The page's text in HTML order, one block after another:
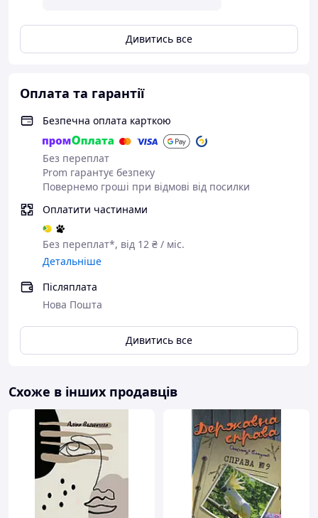
Дивитись все
Оплата та гарантії
Безпечна оплата карткою
Без переплат
Prom гарантує безпеку
Повернемо гроші при відмові від посилки
Оплатити частинами
Без переплат*, від 12 ₴ / міс.
Детальніше
Післяплата
Нова Пошта
Дивитись все
Схоже в інших продавців